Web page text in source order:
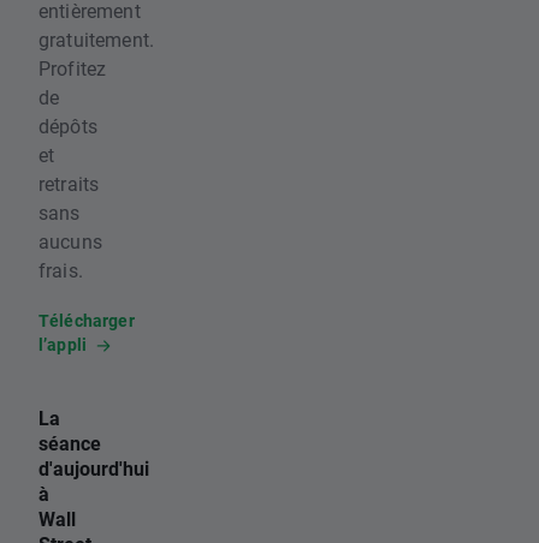
entièrement
gratuitement.
Profitez
de
dépôts
et
retraits
sans
aucuns
frais.
Télécharger
l’appli
La
séance
d'aujourd'hui
à
Wall